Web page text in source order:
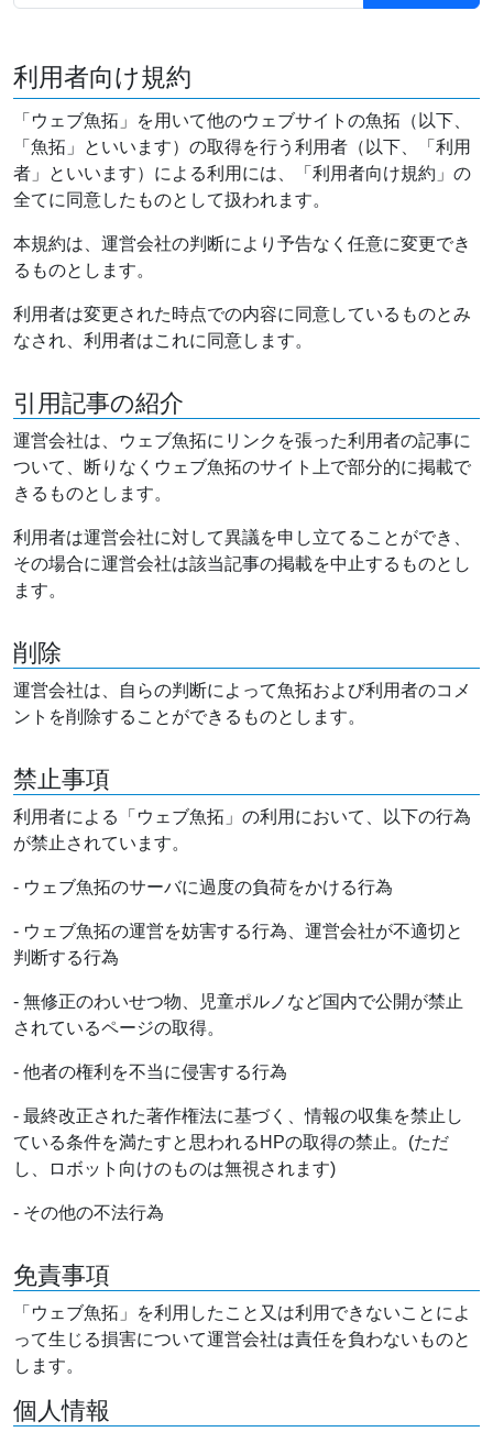
利用者向け規約
「ウェブ魚拓」を用いて他のウェブサイトの魚拓（以下、
「魚拓」といいます）の取得を行う利用者（以下、「利用
者」といいます）による利用には、「利用者向け規約」の
全てに同意したものとして扱われます。
本規約は、運営会社の判断により予告なく任意に変更でき
るものとします。
利用者は変更された時点での内容に同意しているものとみ
なされ、利用者はこれに同意します。
引用記事の紹介
運営会社は、ウェブ魚拓にリンクを張った利用者の記事に
ついて、断りなくウェブ魚拓のサイト上で部分的に掲載で
きるものとします。
利用者は運営会社に対して異議を申し立てることができ、
その場合に運営会社は該当記事の掲載を中止するものとし
ます。
削除
運営会社は、自らの判断によって魚拓および利用者のコメ
ントを削除することができるものとします。
禁止事項
利用者による「ウェブ魚拓」の利用において、以下の行為
が禁止されています。
- ウェブ魚拓のサーバに過度の負荷をかける行為
- ウェブ魚拓の運営を妨害する行為、運営会社が不適切と
判断する行為
- 無修正のわいせつ物、児童ポルノなど国内で公開が禁止
されているページの取得。
- 他者の権利を不当に侵害する行為
- 最終改正された著作権法に基づく、情報の収集を禁止し
ている条件を満たすと思われるHPの取得の禁止。(ただ
し、ロボット向けのものは無視されます)
- その他の不法行為
免責事項
「ウェブ魚拓」を利用したこと又は利用できないことによ
って生じる損害について運営会社は責任を負わないものと
します。
個人情報